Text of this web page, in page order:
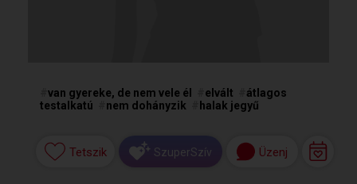
van gyereke, de nem vele él elvált
átlagos
testalkatú
nem dohányzik halak jegyű
Tetszik SzuperSzív Üzenj